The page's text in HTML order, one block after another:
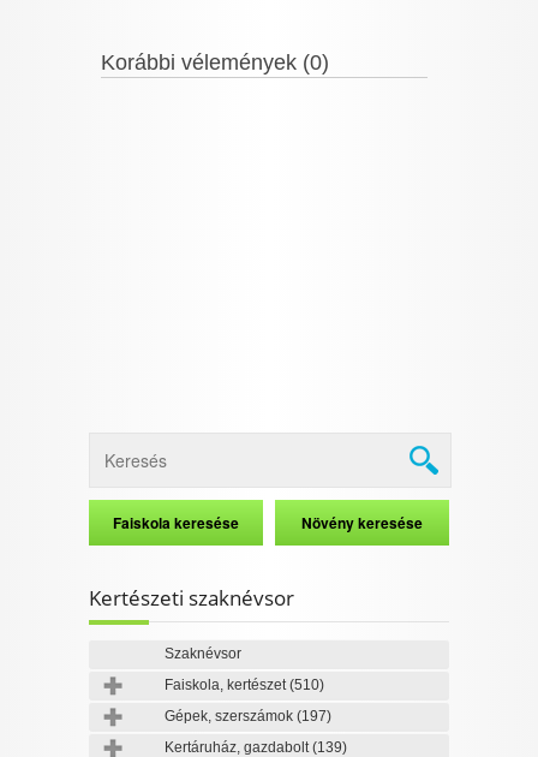
Korábbi vélemények (0)
Kertészeti szaknévsor
Szaknévsor
Faiskola, kertészet(510)
Gépek, szerszámok (197)
Kertáruház, gazdabolt(139)